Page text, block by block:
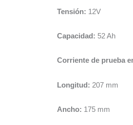
Tensión: 12V
Capacidad: 52 Ah
Corriente de prueba
Longitud: 207 mm
Ancho: 175 mm